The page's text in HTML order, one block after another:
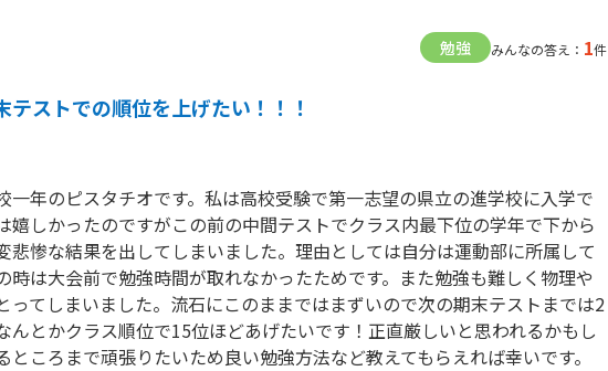
勉強 みんなの答え： 1件
テストでの順位を上げたい！！！
一年のピスタチオです。私は高校受験で第一志望の県立の進学校に入学で
嬉しかったのですがこの前の中間テストでクラス内最下位の学年で下から
悲惨な結果を出してしまいました。理由としては自分は運動部に所属して
時は大会前で勉強時間が取れなかったためです。また勉強も難しく物理や
ってしまいました。流石にこのままではまずいので次の期末テストまでは2
んとかクラス順位で15位ほどあげたいです！正直厳しいと思われるかもし
ところまで頑張りたいため良い勉強方法など教えてもらえれば幸いです。